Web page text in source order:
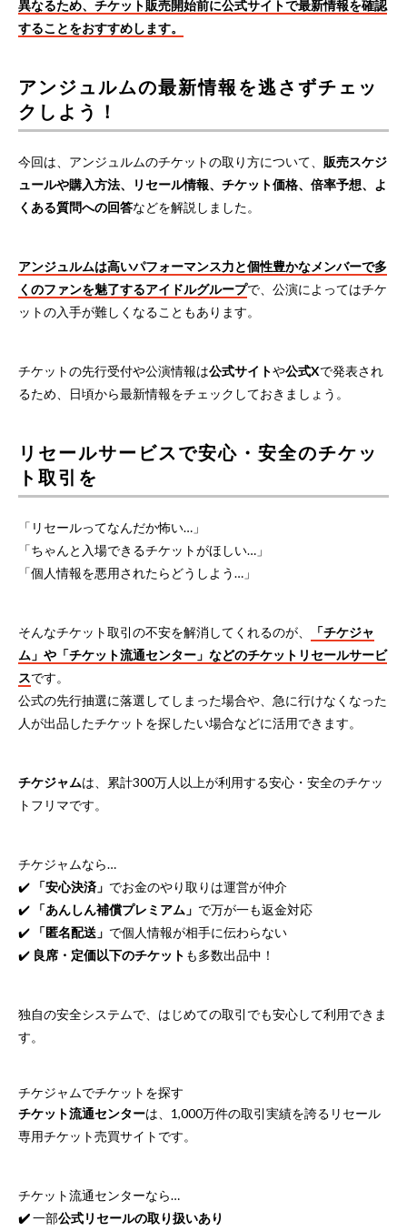
異なるため、チケット販売開始前に公式サイトで最新情報を確認
することをおすすめします。
アンジュルムの最新情報を逃さずチェッ
クしよう！
今回は、アンジュルムのチケットの取り方について、 販売スケジ
ュールや購入方法、リセール情報、チケット価格、倍率予想、よ
くある質問への回答などを解説しました。
アンジュルムは高いパフォーマンス力と個性豊かなメンバーで多
くのファンを魅了するアイドルグループで、公演によってはチケ
ットの入手が難しくなることもあります。
チケットの先行受付や公演情報は公式サイトや公式Xで発表され
るため、日頃から最新情報をチェックしておきましょう。
リセールサービスで安心・安全のチケッ
ト取引を
「リセールってなんだか怖い…」
「ちゃんと入場できるチケットがほしい…」
「個人情報を悪用されたらどうしよう…」
そんなチケット取引の不安を解消してくれるのが、
「チケジャ
ム」や「チケット流通センター」などのチケットリセールサービ
スです。
公式の先行抽選に落選してしまった場合や、急に行けなくなった
人が出品したチケットを探したい場合などに活用できます。
チケジャムは、累計300万人以上が利用する安心・安全のチケッ
トフリマです。
チケジャムなら…
✔️
「安心決済」 でお金のやり取りは運営が仲介
✔️
「あんしん補償プレミアム」 で万が一も返金対応
✔️
「匿名配送」 で個人情報が相手に伝わらない
✔️ 良席・定価以下のチケット も多数出品中！
独自の安全システムで、はじめての取引でも安心して利用できま
す。
チケジャムでチケットを探す
チケット流通センターは、1,000万件の取引実績を誇るリセール
専用チケット売買サイトです。
チケット流通センターなら…
✔️一部公式リセールの取り扱いあり